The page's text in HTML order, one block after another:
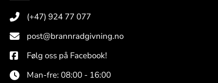
(+47) 924 77 077
post@brannradgivning.no
Følg oss på Facebook!
Man-fre: 08:00 - 16:00